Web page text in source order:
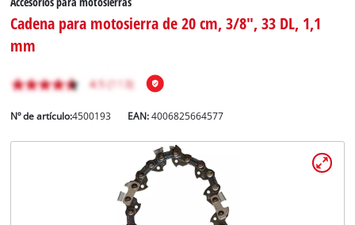
Cadena para motosierra de 20 cm, 3/8", 33 DL, 1,1
mm
Nº de artículo:4500193 EAN:4006825664577